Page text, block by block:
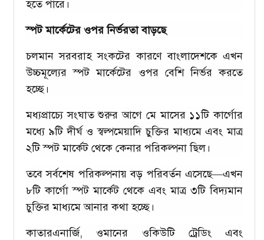
হতে পারে।
স্পট মার্কেটের ওপর নির্ভরতা বাড়ছে
চলমান সরবরাহ সংকটের কারণে বাংলাদেশকে এখন
উচ্চমূল্যের স্পট মার্কেটের ওপর বেশি নির্ভর করতে
হচ্ছে।
মধ্যপ্রাচ্যে সংঘাত শুরুর আগে মে মাসের ১১টি কার্গোর
মধ্যে ৯টি দীর্ঘ ও স্বল্পমেয়াদি চুক্তির মাধ্যমে এবং মাত্র
২টি স্পট মার্কেট থেকে কেনার পরিকল্পনা ছিল।
তবে সর্বশেষ পরিকল্পনায় বড় পরিবর্তন এসেছে—এখন
৮টি কার্গো স্পট মার্কেট থেকে এবং মাত্র ৩টি বিদ্যমান
চুক্তির মাধ্যমে আনার কথা হচ্ছে।
কাতারএনার্জি, ওমানের ওকিউটি ট্রেডিং এবং